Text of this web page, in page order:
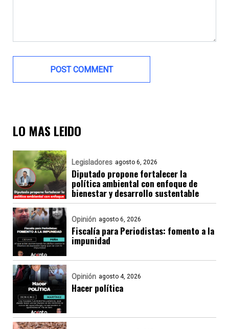
LO MAS LEIDO
Legisladores agosto 6, 2026
Diputado propone fortalecer la
política ambiental con enfoque de
bienestar y desarrollo sustentable
Opinión agosto 6, 2026
Fiscalía para Periodistas: fomento a la
impunidad
Opinión agosto 4, 2026
Hacer política